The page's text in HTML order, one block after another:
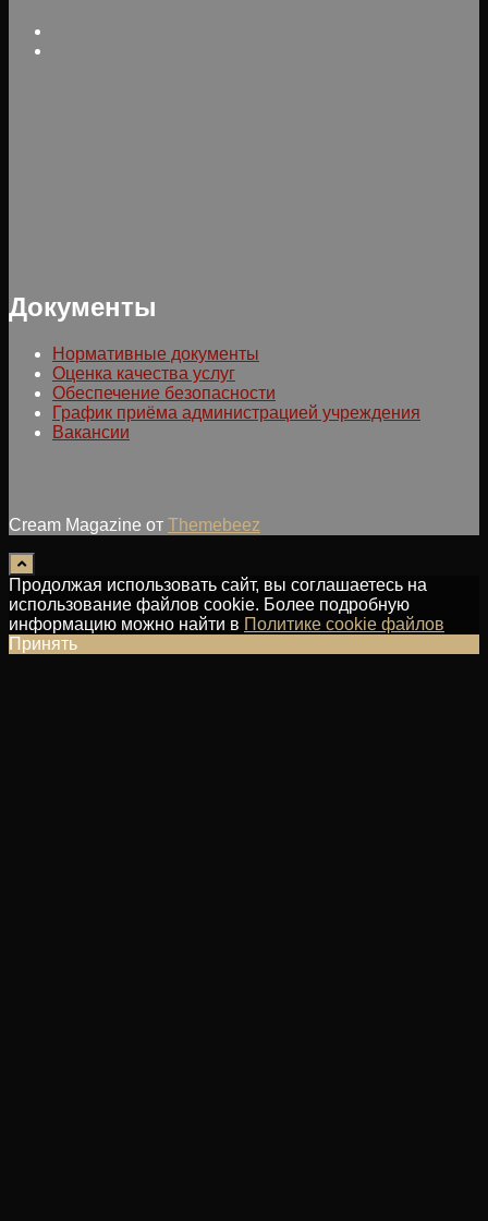
Документы
Нормативные документы
Оценка качества услуг
Обеспечение безопасности
График приёма администрацией учреждения
Вакансии
Cream Magazine от Themebeez
Продолжая использовать сайт, вы соглашаетесь на
использование файлов cookie. Более подробную
информацию можно найти в Политике cookie файлов
Принять